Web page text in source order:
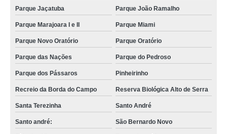
Parque Jaçatuba Parque João Ramalho
Parque Marajoara I e II Parque Miami
Parque Novo Oratório Parque Oratório
Parque das Nações Parque do Pedroso
Parque dos Pássaros Pinheirinho
Recreio da Borda do Campo Reserva Biológica Alto de Serra
Santa Terezinha Santo André
Santo andré: São Bernardo Novo